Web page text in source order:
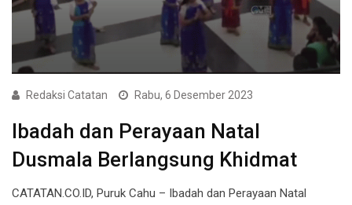
Redaksi Catatan Rabu, 6 Desember 2023
Ibadah dan Perayaan Natal
Dusmala Berlangsung Khidmat
CATATAN.CO.ID, Puruk Cahu – Ibadah dan Perayaan Natal